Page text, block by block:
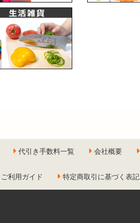
代引き手数料一覧 会社概要
ご利用ガイド 特定商取引に基づく表記